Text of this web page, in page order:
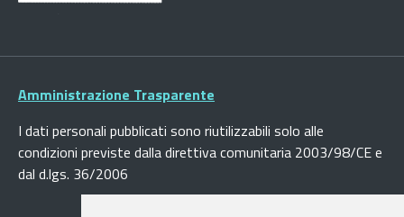
Amministrazione Trasparente
I dati personali pubblicati sono riutilizzabili solo alle
condizioni previste dalla direttiva comunitaria 2003/98/CE e
dal d.lgs. 36/2006